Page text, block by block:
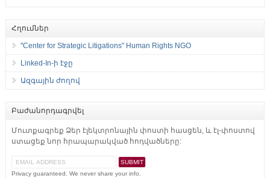
Հղումներ
"Center for Strategic Litigations" Human Rights NGO
Linked-In-ի էջը
Ազգային ժողով
Բաժանորդագրվել
Մուտքագրեք Ձեր էլեկտրոնային փոստի հասցեն, և էլ-փոստով
ստացեք նոր հրապարակված հոդվածները:
Privacy guaranteed. We never share your info.